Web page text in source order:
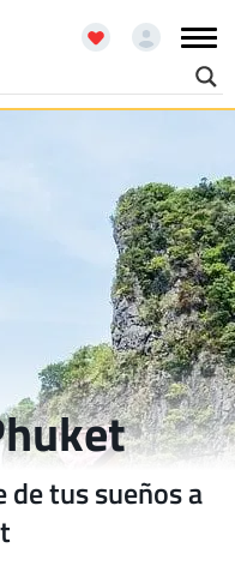
tus sueños a